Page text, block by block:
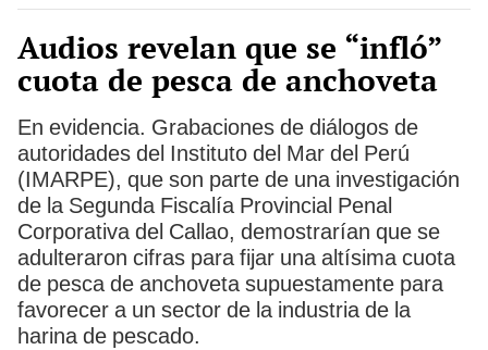
Audios revelan que se “infló”
cuota de pesca de anchoveta
En evidencia. Grabaciones de diálogos de
autoridades del Instituto del Mar del Perú
(IMARPE), que son parte de una investigación
de la Segunda Fiscalía Provincial Penal
Corporativa del Callao, demostrarían que se
adulteraron cifras para fijar una altísima cuota
de pesca de anchoveta supuestamente para
favorecer a un sector de la industria de la
harina de pescado.